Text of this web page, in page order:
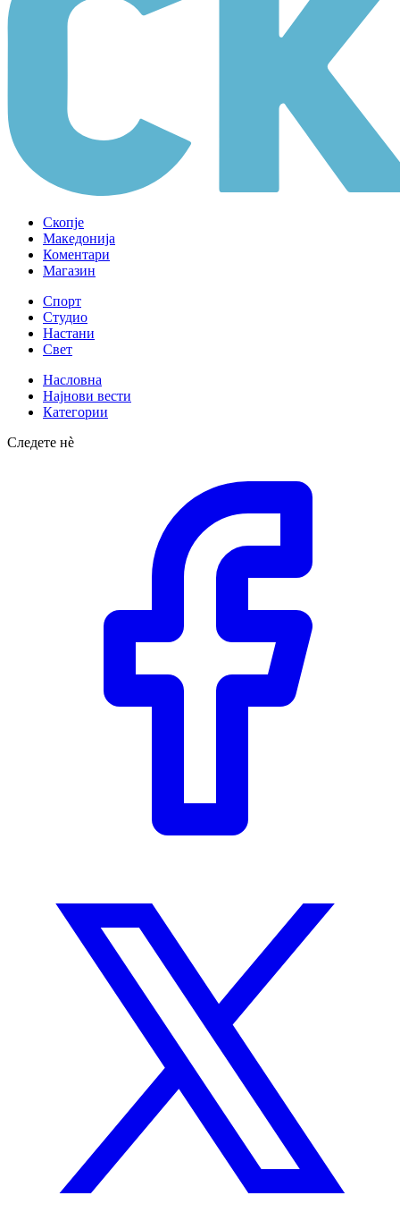
Скопје
Македонија
Коментари
Магазин
Спорт
Студио
Настани
Свет
Насловна
Најнови вести
Категории
Следете нè